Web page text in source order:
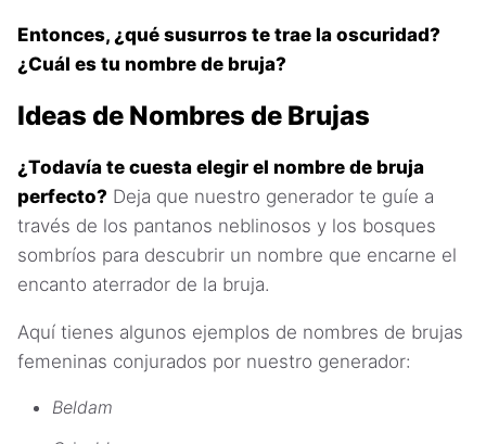
Entonces, ¿qué susurros te trae la oscuridad?
¿Cuál es tu nombre de bruja?
Ideas de Nombres de Brujas
¿Todavía te cuesta elegir el nombre de bruja
perfecto? Deja que nuestro generador te guíe a
través de los pantanos neblinosos y los bosques
sombríos para descubrir un nombre que encarne el
encanto aterrador de la bruja.
Aquí tienes algunos ejemplos de nombres de brujas
femeninas conjurados por nuestro generador:
Beldam